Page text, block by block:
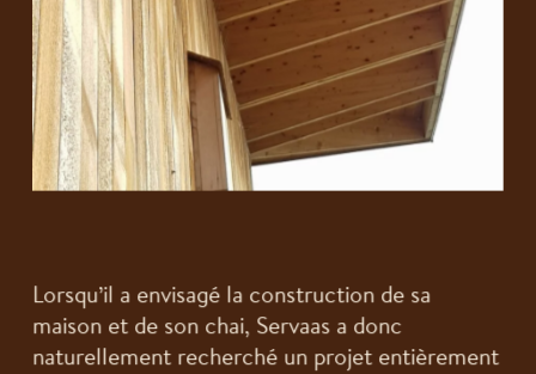
Lorsqu’il a envisagé la construction de sa
maison et de son chai, Servaas a donc
naturellement recherché un projet entièrement